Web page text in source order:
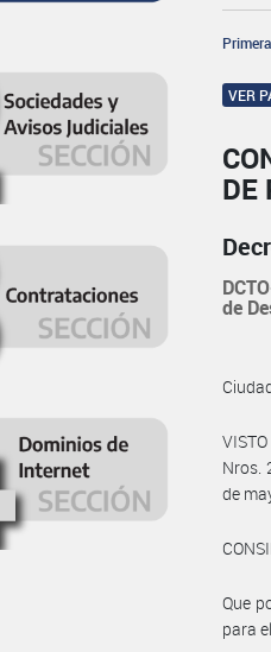
Primera
VER
DE
de
Nros.
de
Que
para